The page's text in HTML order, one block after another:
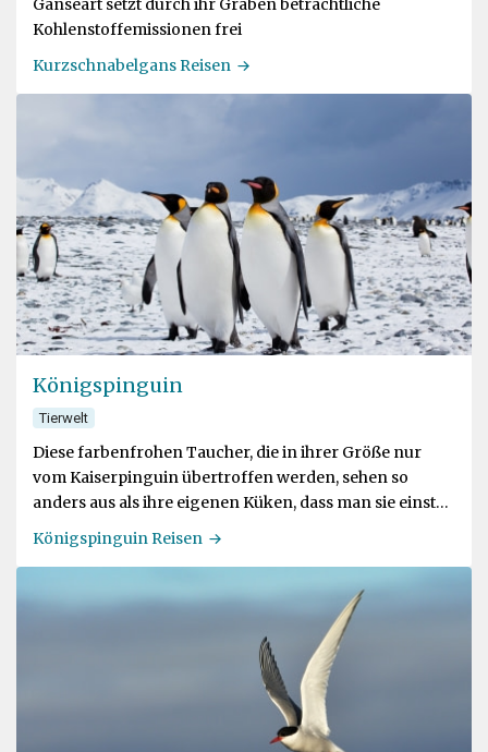
Gänseart setzt durch ihr Graben beträchtliche
Kohlenstoffemissionen frei
Kurzschnabelgans Reisen
Königspinguin
Tierwelt
Diese farbenfrohen Taucher, die in ihrer Größe nur
vom Kaiserpinguin übertroffen werden, sehen so
anders aus als ihre eigenen Küken, dass man sie einst
für eine andere Art hielt
Königspinguin Reisen